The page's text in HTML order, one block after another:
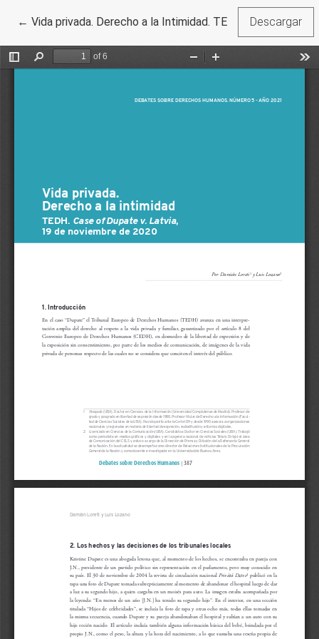
← Volver a los detalles del artículo
Vida privada. Derecho a la Intimidad. TEDH. Case of
Descargar